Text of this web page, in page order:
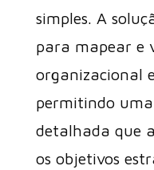
simples. A
para mapear e
organizacional
permitindo
detalhada que
os objetivos